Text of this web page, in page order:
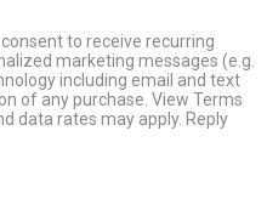
to receive recurring
marketing messages (e.g.
including email and text
of any purchase. View Terms
data rates may apply. Reply